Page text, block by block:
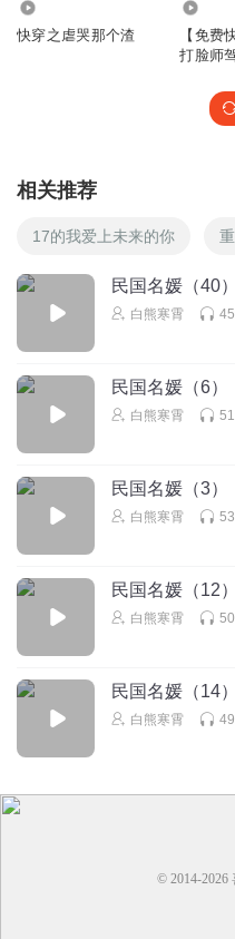
快穿之虐哭那个渣
【免费
打脸师
相关推荐
17的我爱上未来的你
民国名媛（40）
白熊寒霄
民国名媛（6）
白熊寒霄
民国名媛（3）
白熊寒霄
民国名媛（12）
白熊寒霄
民国名媛（14）
白熊寒霄
© 2014-2026